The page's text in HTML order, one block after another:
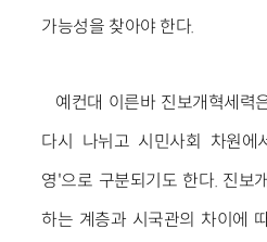
가능성을 찾아야 한다.
예컨대 이른바 진보개혁세력
다시 나뉘고 시민사회 차원에
영'으로 구분되기도 한다. 진보
하는 계층과 시국관의 차이에